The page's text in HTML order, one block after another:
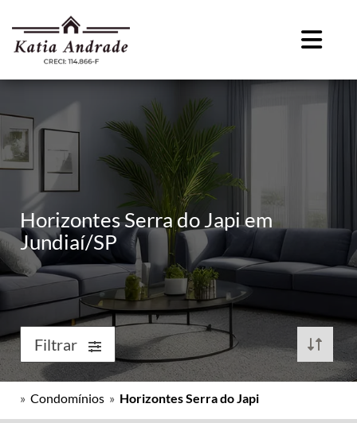
Horizontes Serra do Japi em
Jundiaí/SP
Filtrar
» Condomínios » Horizontes Serra do Japi